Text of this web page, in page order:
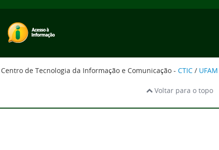
Centro de Tecnologia da Informação e Comunicação - CTIC / UFAM
Voltar para o topo